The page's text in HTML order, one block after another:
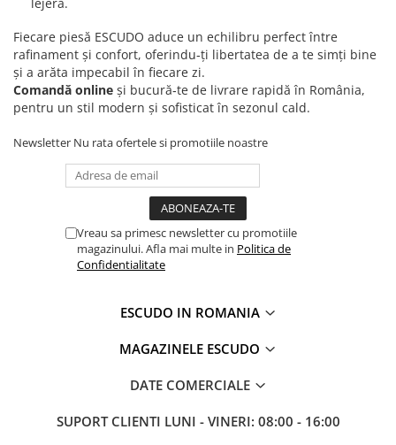
Fiecare piesă ESCUDO aduce un echilibru perfect între
rafinament și confort, oferindu‑ți libertatea de a te simți bine
și a arăta impecabil în fiecare zi.
Comandă online și bucură‑te de livrare rapidă în România,
pentru un stil modern și sofisticat în sezonul cald.
Newsletter Nu rata ofertele si promotiile noastre
Vreau sa primesc newsletter cu promotiile
magazinului. Afla mai multe in Politica de
Confidentialitate
ESCUDO IN ROMANIA
MAGAZINELE ESCUDO
DATE COMERCIALE
SUPORT CLIENTI LUNI - VINERI: 08:00 - 16:00